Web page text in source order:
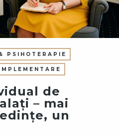
PSIHOTERAPIE
de
– mai
un